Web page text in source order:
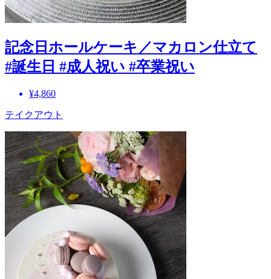
記念日ホールケーキ／マカロン仕立て
#誕生日 #成人祝い #卒業祝い
¥4,860
テイクアウト